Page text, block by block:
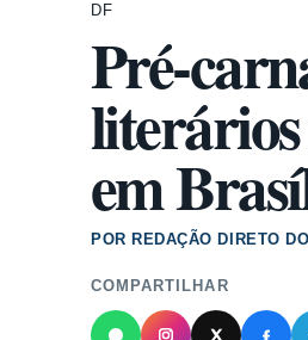
DF
Pré-
em
POR REDAÇÃO DIRETO
COMPARTILHAR